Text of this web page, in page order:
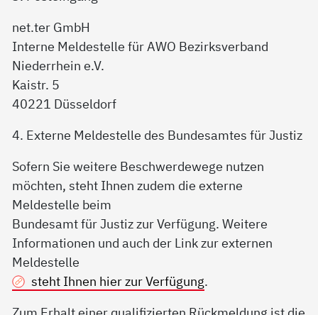
net.ter GmbH
Interne Meldestelle für AWO Bezirksverband
Niederrhein e.V.
Kaistr. 5
40221 Düsseldorf
4. Externe Meldestelle des Bundesamtes für Justiz
Sofern Sie weitere Beschwerdewege nutzen
möchten, steht Ihnen zudem die externe
Meldestelle beim
Bundesamt für Justiz zur Verfügung. Weitere
Informationen und auch der Link zur externen
Meldestelle
steht Ihnen hier zur Verfügung.